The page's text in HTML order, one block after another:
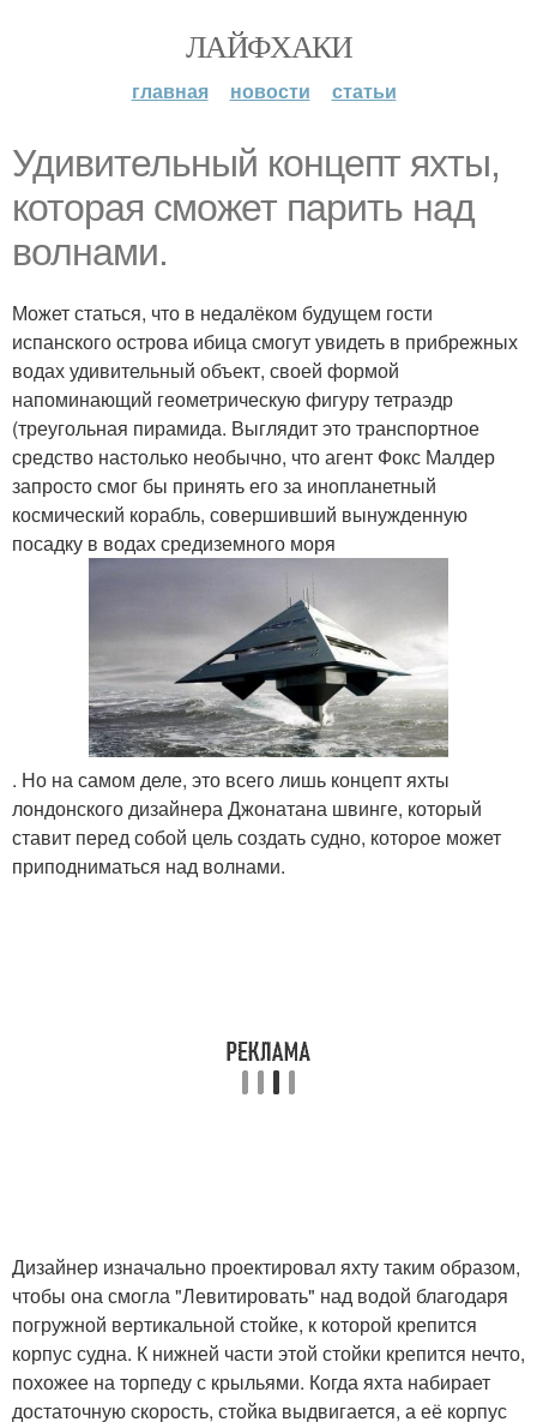
ЛАЙФХАКИ
главная новости статьи
Удивительный концепт яхты,
которая сможет парить над
волнами.
Может статься, что в недалёком будущем гости
испанского острова ибица смогут увидеть в прибрежных
водах удивительный объект, своей формой
напоминающий геометрическую фигуру тетраэдр
(треугольная пирамида. Выглядит это транспортное
средство настолько необычно, что агент Фокс Малдер
запросто смог бы принять его за инопланетный
космический корабль, совершивший вынужденную
посадку в водах средиземного моря
. Но на самом деле, это всего лишь концепт яхты
лондонского дизайнера Джонатана швинге, который
ставит перед собой цель создать судно, которое может
приподниматься над волнами.
Дизайнер изначально проектировал яхту таким образом,
чтобы она смогла "Левитировать" над водой благодаря
погружной вертикальной стойке, к которой крепится
корпус судна. К нижней части этой стойки крепится нечто,
похожее на торпеду с крыльями. Когда яхта набирает
достаточную скорость, стойка выдвигается, а её корпус